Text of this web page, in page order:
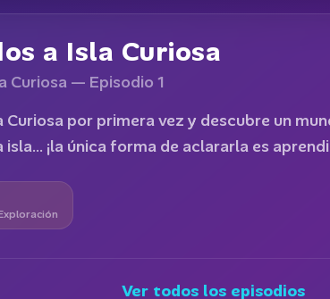
a Isla Curiosa
Curiosa — Episodio 1
Curiosa por primera vez y descubre un
¡la única forma de aclararla es
Ver todos los episodios